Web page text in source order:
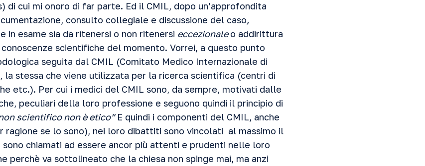
di cui mi onoro di far parte. Ed il CMIL, dopo un’approfondita
consulto collegiale e discussione del caso,
in esame sia da ritenersi o non ritenersi eccezionaleo addirittura
scientifiche del momento. Vorrei, a questo punto
seguita dal CMIL (Comitato Medico Internazionale di
la stessa che viene utilizzata per la ricerca scientifica (centri di
etc.). Per cui i medici del CMIL sono, da sempre, motivati dalle
peculiari della loro professione e seguono quindi il principio di
scientifico non è etico”E quindi i componenti del CMIL, anche
ragione se lo sono), nei loro dibattiti sono vincolati al massimo il
chiamati ad essere ancor più attenti e prudenti nelle loro
perchè va sottolineato che la chiesa non spinge mai, ma anzi